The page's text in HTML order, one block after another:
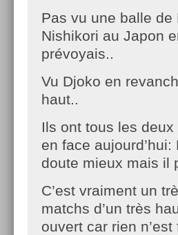
Pas vu une balle de
Nishikori au Japon
prévoyais..
Vu Djoko en
haut..
Ils ont tous les
en face
doute mieux mais il
C’est vraiment un
matchs d’un très
ouvert car rien